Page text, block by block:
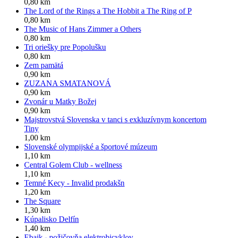
0,80 km
The Lord of the Rings a The Hobbit a The Ring of P
0,80 km
The Music of Hans Zimmer a Others
0,80 km
Tri oriešky pre Popolušku
0,80 km
Zem pamätá
0,90 km
ZUZANA SMATANOVÁ
0,90 km
Zvonár u Matky Božej
0,90 km
Majstrovstvá Slovenska v tanci s exkluzívnym koncertom
Tiny
1,00 km
Slovenské olympijské a športové múzeum
1,10 km
Central Golem Club - wellness
1,10 km
Temné Kecy - Invalid prodakšn
1,20 km
The Square
1,30 km
Kúpalisko Delfín
1,40 km